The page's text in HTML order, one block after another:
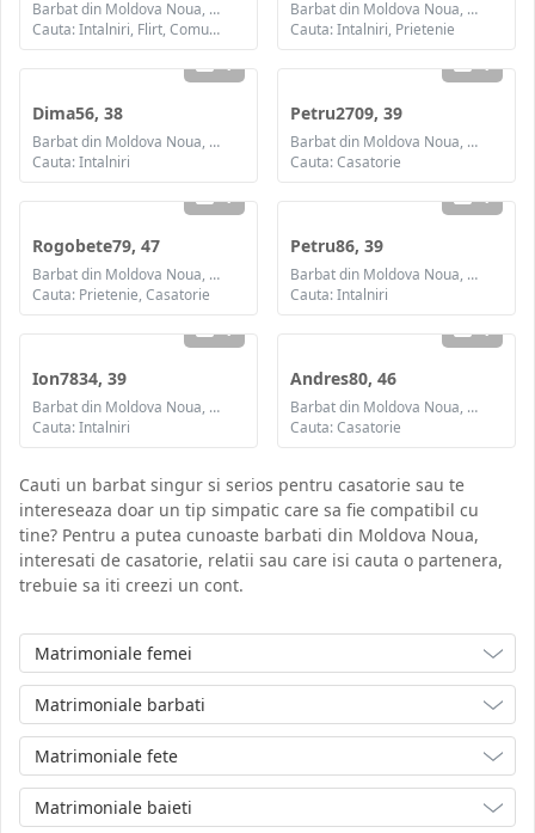
Barbat din Moldova Noua, Caras-Severin
Cauta: Intalniri, Flirt, Comunicare / chat
Barbat din Moldova Noua, Caras-Severin
Cauta: Intalniri, Prietenie
1
Dima56, 38
Barbat din Moldova Noua, Caras-Severin
Cauta: Intalniri
1
Petru2709, 39
Barbat din Moldova Noua, Caras-Severin
Cauta: Casatorie
1
Rogobete79, 47
Barbat din Moldova Noua, Caras-Severin
Cauta: Prietenie, Casatorie
1
Petru86, 39
Barbat din Moldova Noua, Caras-Severin
Cauta: Intalniri
1
Ion7834, 39
Barbat din Moldova Noua, Caras-Severin
Cauta: Intalniri
1
Andres80, 46
Barbat din Moldova Noua, Caras-Severin
Cauta: Casatorie
Cauti un barbat singur si serios pentru casatorie sau te
intereseaza doar un tip simpatic care sa fie compatibil cu
tine? Pentru a putea cunoaste barbati din Moldova Noua,
interesati de casatorie, relatii sau care isi cauta o partenera,
trebuie sa iti creezi un cont.
Matrimoniale femei
Matrimoniale barbati
Matrimoniale fete
Matrimoniale baieti